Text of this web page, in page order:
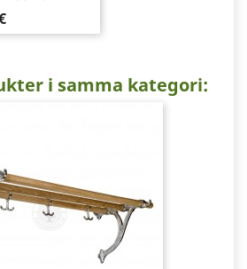
i samma kategori: